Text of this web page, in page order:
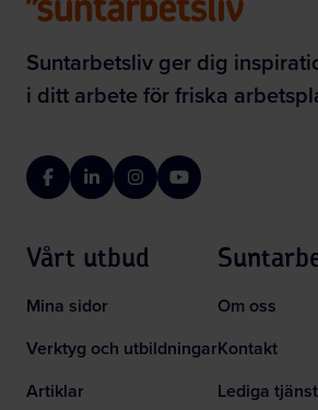
Suntarbetsliv ger dig
i ditt arbete för friska
FacebookLinkedInInstagramYouTube
Vårt utbud
Mina sidor
Verktyg och utbildningar
Artiklar
Om oss
Kontakt
Lediga